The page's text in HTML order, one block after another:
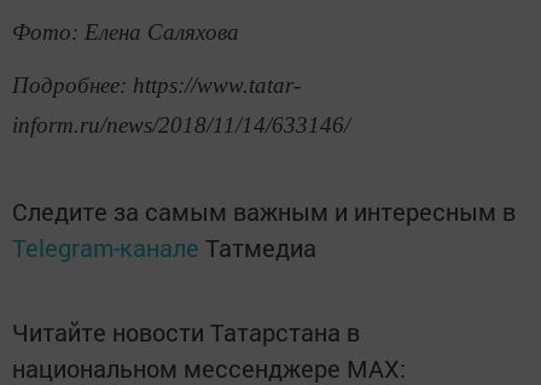
Фото: Елена Саляхова
Подробнее: https://www.tatar-
inform.ru/news/2018/11/14/633146/
Следите за самым важным и интересным в
Telegram-канале Татмедиа
Читайте новости Татарстана в
национальном мессенджере MАХ: